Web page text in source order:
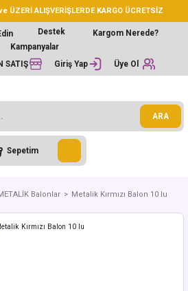
ÜZERİ ALIŞVERİŞLERDE KARGO ÜCRETSİZ
Destek
Kargom Nerede?
Kampanyalar
SATIŞ Giriş Yap Üye Ol
ARA
Sepetim
Balonlar Metalik Kırmızı Balon 10 lu